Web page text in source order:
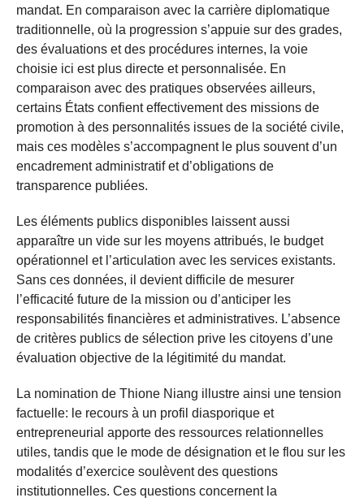
mandat. En comparaison avec la carrière diplomatique
traditionnelle, où la progression s’appuie sur des grades,
des évaluations et des procédures internes, la voie
choisie ici est plus directe et personnalisée. En
comparaison avec des pratiques observées ailleurs,
certains États confient effectivement des missions de
promotion à des personnalités issues de la société civile,
mais ces modèles s’accompagnent le plus souvent d’un
encadrement administratif et d’obligations de
transparence publiées.
Les éléments publics disponibles laissent aussi
apparaître un vide sur les moyens attribués, le budget
opérationnel et l’articulation avec les services existants.
Sans ces données, il devient difficile de mesurer
l’efficacité future de la mission ou d’anticiper les
responsabilités financières et administratives. L’absence
de critères publics de sélection prive les citoyens d’une
évaluation objective de la légitimité du mandat.
La nomination de Thione Niang illustre ainsi une tension
factuelle: le recours à un profil diasporique et
entrepreneurial apporte des ressources relationnelles
utiles, tandis que le mode de désignation et le flou sur les
modalités d’exercice soulèvent des questions
institutionnelles. Ces questions concernent la